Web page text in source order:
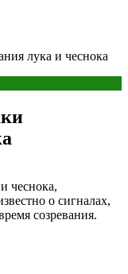
лука и чеснока
чеснока,
о сигналах,
созревания.